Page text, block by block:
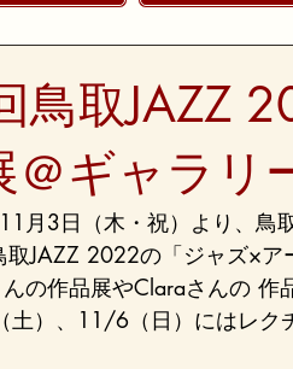
鳥取JAZZ
＠ギャラリ
月3日（木・祝）より、鳥
取JAZZ 2022の「ジャズ×ア
の作品展やClaraさんの 作
土）、11/6（日）にはレク